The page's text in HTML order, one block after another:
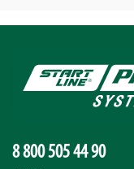
8 800 505 44 90